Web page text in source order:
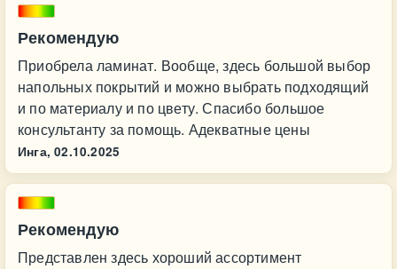
Рекомендую
Приобрела ламинат. Вообще, здесь большой выбор
напольных покрытий и можно выбрать подходящий
и по материалу и по цвету. Спасибо большое
консультанту за помощь. Адекватные цены
Инга, 02.10.2025
Рекомендую
Представлен здесь хороший ассортимент